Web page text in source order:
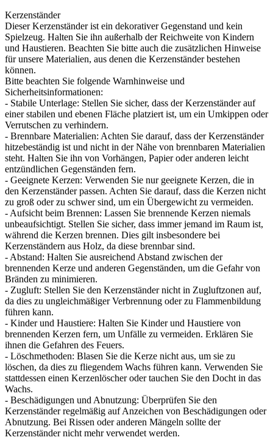
Kerzenständer
Dieser Kerzenständer ist ein dekorativer Gegenstand und kein
Spielzeug. Halten Sie ihn außerhalb der Reichweite von Kindern
und Haustieren. Beachten Sie bitte auch die zusätzlichen Hinweise
für unsere Materialien, aus denen die Kerzenständer bestehen
können.
Bitte beachten Sie folgende Warnhinweise und
Sicherheitsinformationen:
- Stabile Unterlage: Stellen Sie sicher, dass der Kerzenständer auf
einer stabilen und ebenen Fläche platziert ist, um ein Umkippen oder
Verrutschen zu verhindern.
- Brennbare Materialien: Achten Sie darauf, dass der Kerzenständer
hitzebeständig ist und nicht in der Nähe von brennbaren Materialien
steht. Halten Sie ihn von Vorhängen, Papier oder anderen leicht
entzündlichen Gegenständen fern.
- Geeignete Kerzen: Verwenden Sie nur geeignete Kerzen, die in
den Kerzenständer passen. Achten Sie darauf, dass die Kerzen nicht
zu groß oder zu schwer sind, um ein Übergewicht zu vermeiden.
- Aufsicht beim Brennen: Lassen Sie brennende Kerzen niemals
unbeaufsichtigt. Stellen Sie sicher, dass immer jemand im Raum ist,
während die Kerzen brennen. Dies gilt insbesondere bei
Kerzenständern aus Holz, da diese brennbar sind.
- Abstand: Halten Sie ausreichend Abstand zwischen der
brennenden Kerze und anderen Gegenständen, um die Gefahr von
Bränden zu minimieren.
- Zugluft: Stellen Sie den Kerzenständer nicht in Zugluftzonen auf,
da dies zu ungleichmäßiger Verbrennung oder zu Flammenbildung
führen kann.
- Kinder und Haustiere: Halten Sie Kinder und Haustiere von
brennenden Kerzen fern, um Unfälle zu vermeiden. Erklären Sie
ihnen die Gefahren des Feuers.
- Löschmethoden: Blasen Sie die Kerze nicht aus, um sie zu
löschen, da dies zu fliegendem Wachs führen kann. Verwenden Sie
stattdessen einen Kerzenlöscher oder tauchen Sie den Docht in das
Wachs.
- Beschädigungen und Abnutzung: Überprüfen Sie den
Kerzenständer regelmäßig auf Anzeichen von Beschädigungen oder
Abnutzung. Bei Rissen oder anderen Mängeln sollte der
Kerzenständer nicht mehr verwendet werden.